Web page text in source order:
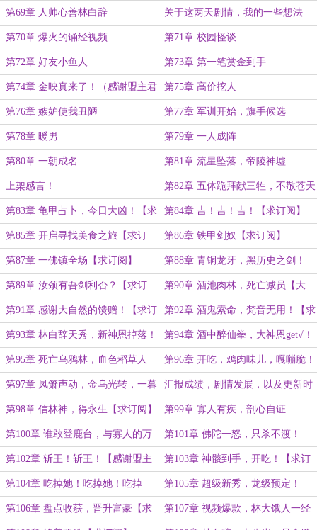
第69章 人帅心善林白辞 关于这两天剧情，我的一些想法
第70章 爆火的诵经视频 第71章 校园怪谈
第72章 好友小鱼人 第73章 第一笔赏金到手
第74章 金映真来了！（感谢盟主君
子如珩羽衣昱耀慷慨打赏！}
第75章 高价挖人
第76章 嫉妒使我丑陋 第77章 军训开始，旗手候选
第78章 暖男 第79章 一人成阵
第80章 一朝成名 第81章 流星坠落，帝陵神墟
上架感言！ 第82章 五体跪拜献三牲，不敬苍天
敬鬼神！【求首订！】
第83章 龟甲占卜，今日大凶！【求
订阅，求月票！】
第84章 吉！吉！吉！【求订阅】
第85章 开启寻找美食之旅【求订
阅】
第86章 铁甲剑奴【求订阅】
第87章 一佛镇全场【求订阅】 第88章 青铜龙牙，黑历史之剑！
第89章 汝颈有吾剑利否？【求订
阅】
第90章 酒池肉林，死亡减员【大
章，求订阅】
第91章 感谢大自然的馈赠！【求订
阅】
第92章 酒鬼索命，梵音无用！【求
订阅】
第93章 林白辞天秀，新神恩掉落！
【求订阅】
第94章 酒中醉仙拳，大神恩get√！
第95章 死亡乌鸦林，血色稻草人 第96章 开吃，鸡肉味儿，嘎嘣脆！
【求订阅】
第97章 凤箫声动，金乌光转，一暮
游龙舞！
汇报成绩，剧情发展，以及更新时
间！
第98章 信林神，得永生【求订阅】 第99章 寡人有疾，剖心自证
第100章 谁敢登鹿台，与寡人的万
人敌一战？
第101章 佛陀一怒，只杀不渡！
第102章 斩王！斩王！【感谢盟主
Ragnarous的慷慨打赏！】
第103章 神骸到手，开吃！【求订
阅】
第104章 吃掉她！吃掉她！吃掉
她！
第105章 超级新秀，龙级预定！
【求订阅，求月票】
第106章 盘点收获，晋升富豪【求 第107章 视频爆款，林大饿人一经